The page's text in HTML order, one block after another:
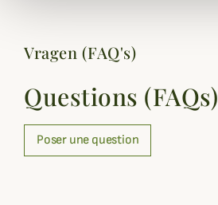
Vragen (FAQ's)
Questions (FAQs)
Poser une question